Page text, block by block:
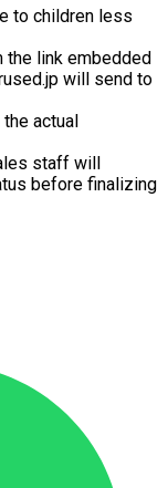
to children less
the link embedded
will send to
actual
staff will
before finalizing